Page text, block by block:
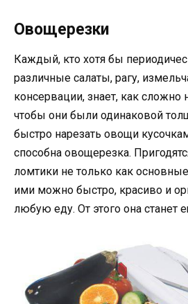
Овощерезки
Каждый, кто хотя бы
различные салаты, рагу,
консервации, знает, как сложно
чтобы они были одинаковой
быстро нарезать овощи
способна овощерезка.
ломтики не только как
ими можно быстро, красиво и
любую еду. От этого она станет